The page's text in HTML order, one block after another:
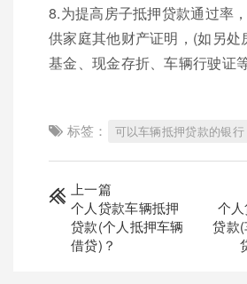
8.为提高房子抵押贷款通过率
供家庭其他财产证明，(如另处
基金、现金存折、车辆行驶证
标签： 可以车辆抵押贷款的银行
上一篇
个人贷款车辆抵押
贷款(个人抵押车辆
借贷)？
个
贷款